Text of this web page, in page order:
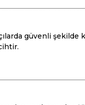
güvenli şekilde